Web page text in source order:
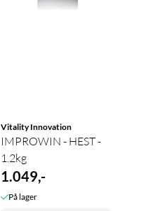
Vitality Innovation
IMPROWIN - HEST -
1.2kg
1.049,-
På lager